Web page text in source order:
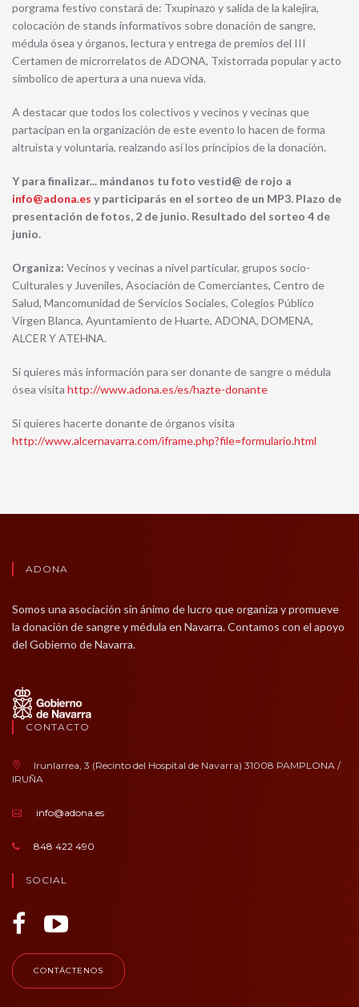
porgrama festivo constará de: Txupinazo y salida de la kalejira,
colocación de stands informativos sobre donación de sangre,
médula ósea y órganos, lectura y entrega de premios del III
Certamen de microrrelatos de ADONA, Txistorrada popular y acto
símbolico de apertura a una nueva vida.
A destacar que todos los colectivos y vecinos y vecinas que
partacipan en la organización de este evento lo hacen de forma
altruista y voluntaria, realzando así los principios de la donación.
Y para finalizar... mándanos tu foto vestid@ de rojo a
info@adona.es y participarás en el sorteo de un MP3. Plazo de
presentación de fotos, 2 de junio. Resultado del sorteo 4 de
junio.
Organiza: Vecinos y vecinas a nivel particular, grupos socio-
Culturales y Juveniles, Asociación de Comerciantes, Centro de
Salud, Mancomunidad de Servicios Sociales, Colegios Público
Virgen Blanca, Ayuntamiento de Huarte, ADONA, DOMENA,
ALCER Y ATEHNA.
Si quieres más información para ser donante de sangre o médula
ósea visita http://www.adona.es/es/hazte-donante
Si quieres hacerte donante de órganos visita
http://www.alcernavarra.com/iframe.php?file=formulario.html
ADONA
Somos una asociación sin ánimo de lucro que organiza y promueve
la donación de sangre y médula en Navarra. Contamos con el apoyo
del Gobierno de Navarra.
CONTACTO
Irunlarrea, 3 (Recinto del Hospital de Navarra) 31008 PAMPLONA /
IRUÑA
info@adona.es
848 422 490
SOCIAL
CONTÁCTENOS